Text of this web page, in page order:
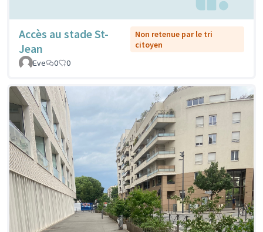
Accès au stade St-
Jean
Non retenue par le tri
citoyen
Eve
0 0